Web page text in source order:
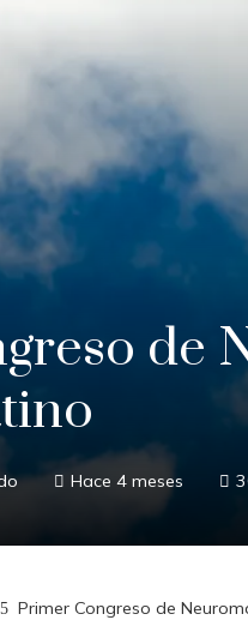
de
Hace 4 meses
Primer Congreso de